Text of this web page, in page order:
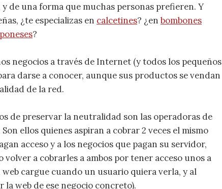
de una forma que muchas personas prefieren. Y
¿te especializas en calcetines? ¿en bombones
?
negocios a través de Internet (y todos los pequeños
darse a conocer, aunque sus productos se vendan
de la red.
de preservar la neutralidad son las operadoras de
ellos quienes aspiran a cobrar 2 veces el mismo
acceso y a los negocios que pagan su servidor,
volver a cobrarles a ambos por tener acceso unos a
cargue cuando un usuario quiera verla, y al
web de ese negocio concreto).